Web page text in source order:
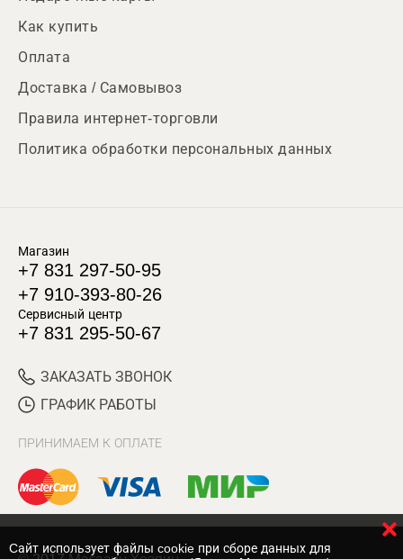
Как купить
Оплата
Доставка / Самовывоз
Правила интернет-торговли
Политика обработки персональных данных
Магазин
+7 831 297-50-95
+7 910-393-80-26
Сервисный центр
+7 831 295-50-67
ЗАКАЗАТЬ ЗВОНОК
ГРАФИК РАБОТЫ
ПРИНИМАЕМ К ОПЛАТЕ
Cайт использует файлы cookie при сборе данных для